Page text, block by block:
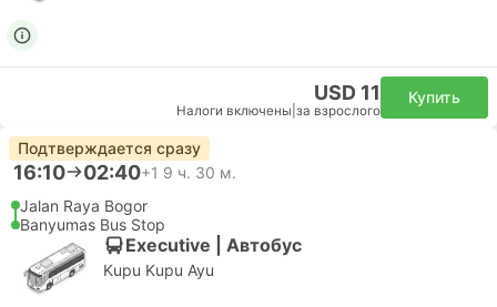
USD 11
Налоги включены за взрослого
Купить
Подтверждается сразу
16:10 02:40+1 9 ч. 30 м.
Jalan Raya Bogor
Banyumas Bus Stop
Executive | Автобус
Kupu Kupu Ayu